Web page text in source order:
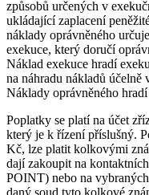
způsobů určených v
ukládající zaplacení
náklady oprávněného
exekuce, který doručí
Náklad exekuce hradí
na náhradu nákladů
Náklady oprávněného
Poplatky se platí na účet
který je k řízení příslušný.
Kč, lze platit kolkovými
dají zakoupit na
POINT) nebo na
daný soud tyto kolkové